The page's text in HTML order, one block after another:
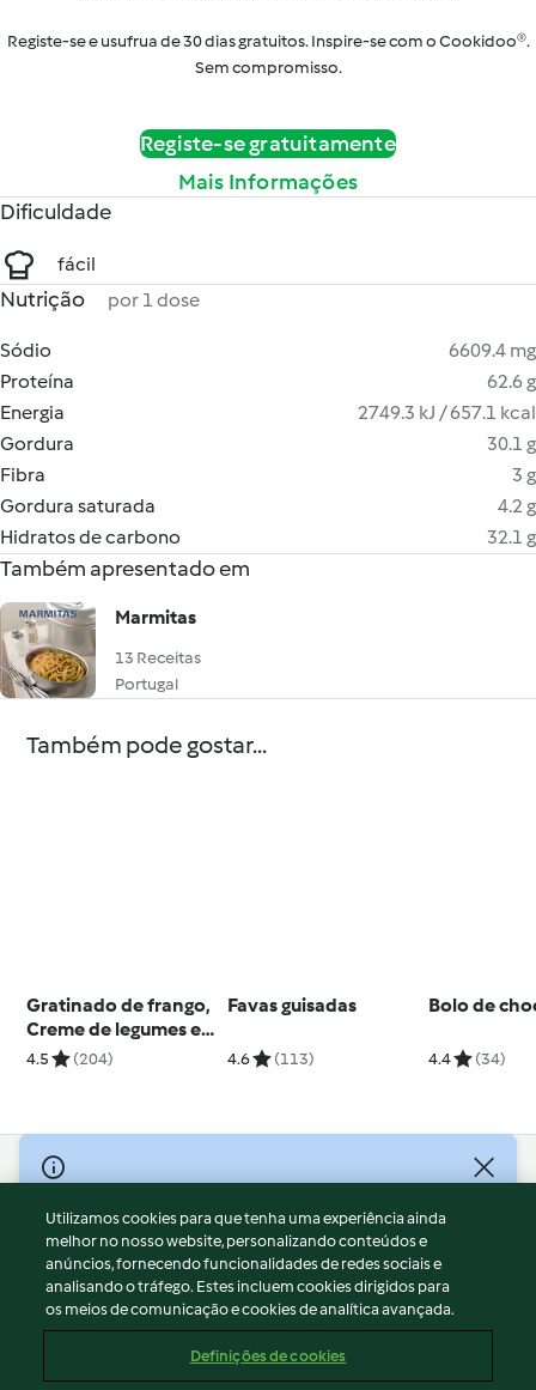
Registe-se e usufrua de 30 dias gratuitos. Inspire-se com o Cookidoo®.
Sem compromisso.
Registe-se gratuitamente
Mais Informações
Dificuldade
fácil
Nutrição por 1 dose
Sódio
6609.4 mg
Proteína
62.6 g
Energia
2749.3 kJ / 657.1 kcal
Gordura
30.1 g
Fibra
3 g
Gordura saturada
4.2 g
Hidratos de carbono
32.1 g
Também apresentado em
Marmitas
13 Receitas
Portugal
Também pode gostar...
Gratinado de frango,
Creme de legumes e
Papelotes de fruta
4.5 (204)
Favas guisadas
4.6 (113)
Bolo de
4.4 (34)
© Copyright 2026
Termos de Utilização
Aviso sobre Proteção de Dados
Aviso
Apoio legal
Conteúdo do relatório
Utilizamos cookies para que tenha uma experiência ainda
melhor no nosso website, personalizando conteúdos e
anúncios, fornecendo funcionalidades de redes sociais e
analisando o tráfego. Estes incluem cookies dirigidos para
os meios de comunicação e cookies de analítica avançada.
Definições de cookies